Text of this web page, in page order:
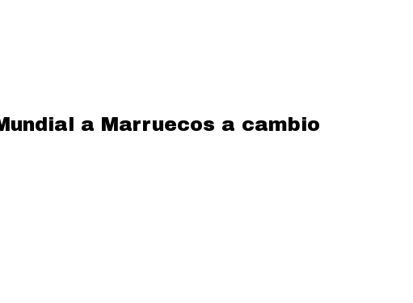
a Marruecos a cambio